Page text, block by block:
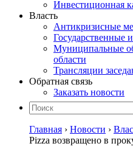
Инвестиционная
Власть
Антикризисные
Государственные
Муниципальные
области
Трансляции
Обратная связь
Заказать новости
Главная › Новости ›
Pizza возвращено в